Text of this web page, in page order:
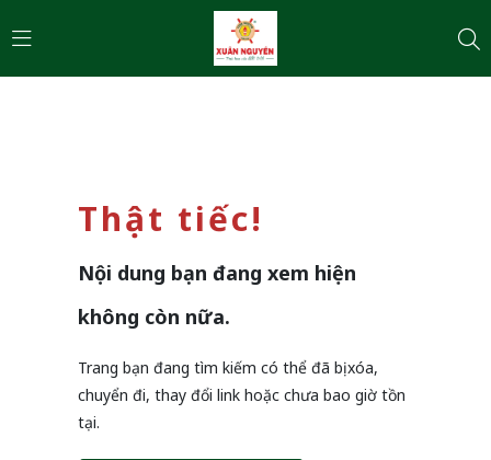
Thật tiếc!
Nội dung bạn đang xem hiện
không còn nữa.
Trang bạn đang tìm kiếm có thể đã bị xóa,
chuyển đi, thay đổi link hoặc chưa bao giờ tồn
tại.